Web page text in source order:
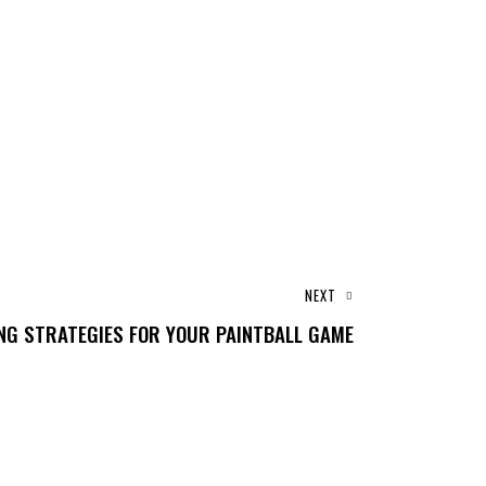
NEXT
STRATEGIES FOR YOUR PAINTBALL GAME